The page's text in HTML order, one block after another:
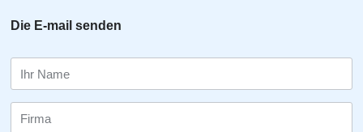
Die E-mail senden